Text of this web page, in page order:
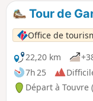
Tour de
Office de
22,20 km
7h 25
Départ à Touvre